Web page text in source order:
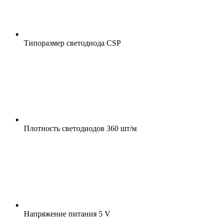
Типоразмер светодиода CSP
Плотность светодиодов 360 шт/м
Напряжение питания 5 V